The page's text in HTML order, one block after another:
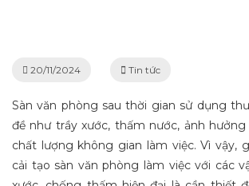
20/11/2024 Tin tức
Sàn văn phòng sau thời gian sử dụng
đề như trầy xước, thấm nước, ảnh
chất lượng không gian làm việc. Vì vậy,
cải tạo sàn văn phòng làm việc với các